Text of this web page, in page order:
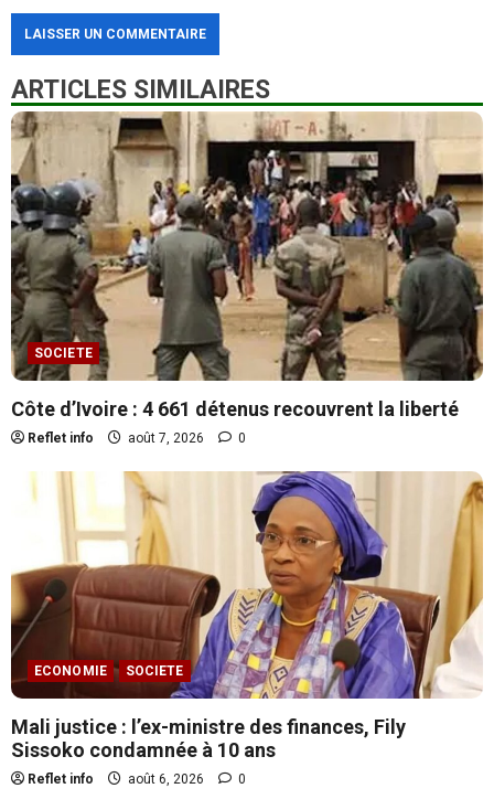
ARTICLES SIMILAIRES
SOCIETE
Côte d’Ivoire : 4 661 détenus recouvrent la liberté
Reflet info août 7, 2026 0
ECONOMIE SOCIETE
Mali justice : l’ex-ministre des finances, Fily
Sissoko condamnée à 10 ans
Reflet info août 6, 2026 0
SECURITE
Justice : 7 Koglweogo condamnés pour
séquestration et violences